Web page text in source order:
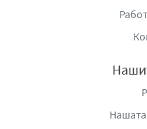
Процес на сушене:
Пекарна
Оператор: „Делта
Адрес: гр. Варна, ул.